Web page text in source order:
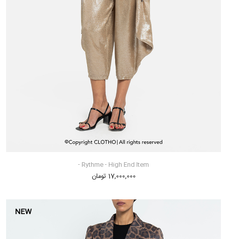
Rythme - High End Item -
17,000,000 تومان
NEW